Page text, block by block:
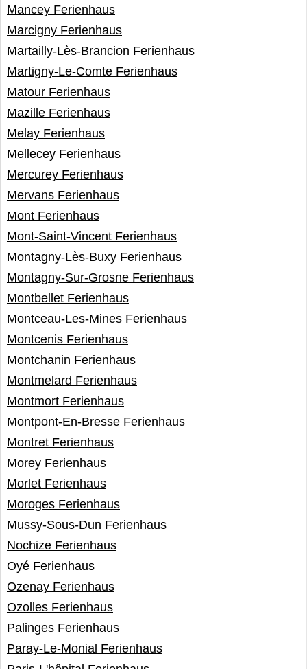
Mancey Ferienhaus
Marcigny Ferienhaus
Martailly-Lès-Brancion Ferienhaus
Martigny-Le-Comte Ferienhaus
Matour Ferienhaus
Mazille Ferienhaus
Melay Ferienhaus
Mellecey Ferienhaus
Mercurey Ferienhaus
Mervans Ferienhaus
Mont Ferienhaus
Mont-Saint-Vincent Ferienhaus
Montagny-Lès-Buxy Ferienhaus
Montagny-Sur-Grosne Ferienhaus
Montbellet Ferienhaus
Montceau-Les-Mines Ferienhaus
Montcenis Ferienhaus
Montchanin Ferienhaus
Montmelard Ferienhaus
Montmort Ferienhaus
Montpont-En-Bresse Ferienhaus
Montret Ferienhaus
Morey Ferienhaus
Morlet Ferienhaus
Moroges Ferienhaus
Mussy-Sous-Dun Ferienhaus
Nochize Ferienhaus
Oyé Ferienhaus
Ozenay Ferienhaus
Ozolles Ferienhaus
Palinges Ferienhaus
Paray-Le-Monial Ferienhaus